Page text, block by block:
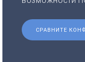
СРАВНИТЕ